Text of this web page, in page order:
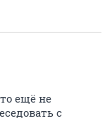
ещё не
с